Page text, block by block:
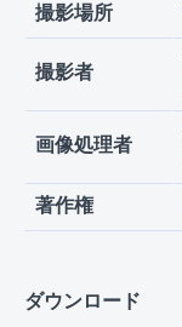
撮影場所
撮影者
画像処理者
著作権
ダウンロード